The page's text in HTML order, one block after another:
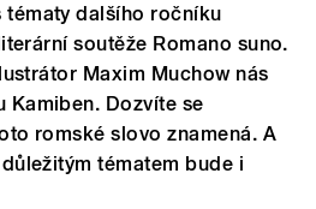
tématy dalšího ročníku
soutěže Romano suno.
Maxim Muchow nás
Kamiben. Dozvíte se
romské slovo znamená. A
tématem bude i